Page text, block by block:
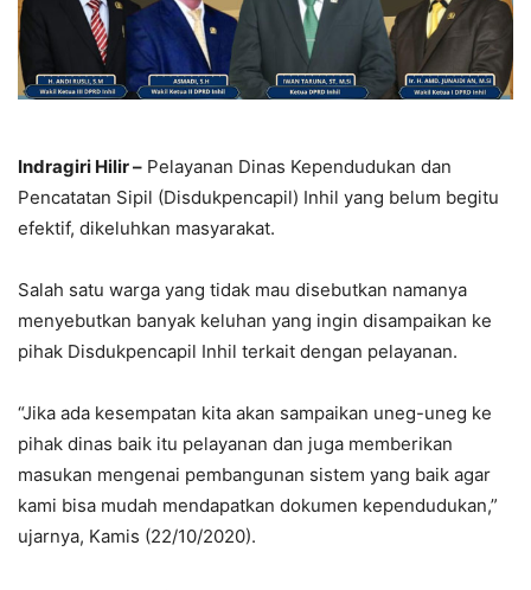
Indragiri Hilir – Pelayanan Dinas Kependudukan dan
Pencatatan Sipil (Disdukpencapil) Inhil yang belum begitu
efektif, dikeluhkan masyarakat.
Salah satu warga yang tidak mau disebutkan namanya
menyebutkan banyak keluhan yang ingin disampaikan ke
pihak Disdukpencapil Inhil terkait dengan pelayanan.
“Jika ada kesempatan kita akan sampaikan uneg-uneg ke
pihak dinas baik itu pelayanan dan juga memberikan
masukan mengenai pembangunan sistem yang baik agar
kami bisa mudah mendapatkan dokumen kependudukan,”
ujarnya, Kamis (22/10/2020).